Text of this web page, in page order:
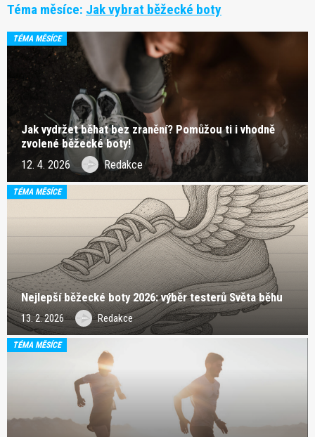
Téma měsíce: Jak vybrat běžecké boty
TÉMA MĚSÍCE
Jak vydržet běhat bez zranění? Pomůžou ti i vhodně
zvolené běžecké boty!
12. 4. 2026 Redakce
TÉMA MĚSÍCE
Nejlepší běžecké boty 2026: výběr testerů Světa běhu
13. 2. 2026 Redakce
TÉMA MĚSÍCE